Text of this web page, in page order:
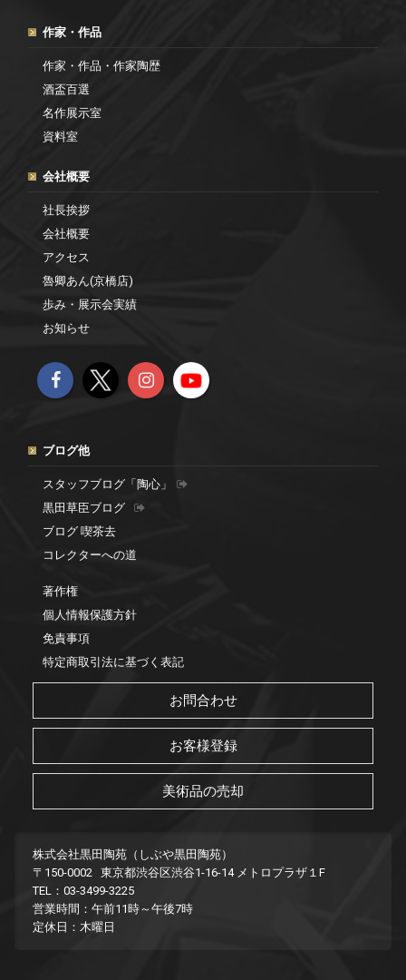
作家・作品
作家・作品・作家陶歴
酒盃百選
名作展示室
資料室
会社概要
社長挨拶
会社概要
アクセス
魯卿あん(京橋店)
歩み・展示会実績
お知らせ
ブログ他
スタッフブログ「陶心」
黒田草臣ブログ
ブログ 喫茶去
コレクターへの道
著作権
個人情報保護方針
免責事項
特定商取引法に基づく表記
お問合わせ
お客様登録
美術品の売却
株式会社黒田陶苑（しぶや黒田陶苑）
〒150-0002 東京都渋谷区渋谷1-16-14 メトロプラザ１F
TEL：03-3499-3225
営業時間：午前11時～午後7時
定休日：木曜日